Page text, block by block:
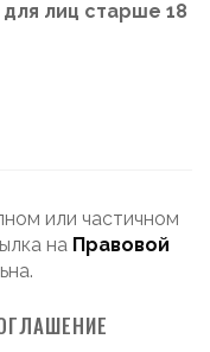
лиц старше 18
или частичном
на Правовой